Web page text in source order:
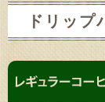
ドリッ